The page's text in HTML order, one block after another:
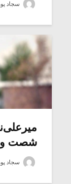
سجاد
شصت و
سجاد